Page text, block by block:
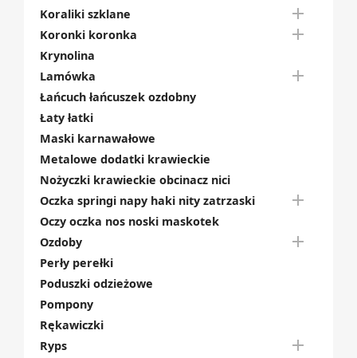
Koraliki szklane

Koronki koronka 
Krynolina
Lamówka

Łańcuch łańcuszek ozdobny
Łaty łatki
Maski karnawałowe
Metalowe dodatki krawieckie
Nożyczki krawieckie obcinacz nici
Oczka springi napy haki nity zatrzaski

Oczy oczka nos noski maskotek
Ozdoby

Perły perełki
Poduszki odzieżowe
Pompony
Rękawiczki
Ryps
